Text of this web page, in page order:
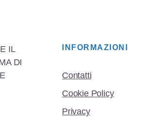
IL
DI
INFORMAZIONI
Contatti
Cookie Policy
Privacy